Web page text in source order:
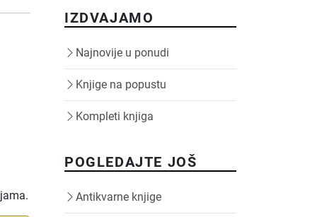
IZDVAJAMO
Najnovije u ponudi
Knjige na popustu
Kompleti knjiga
POGLEDAJTE JOŠ
Antikvarne knjige